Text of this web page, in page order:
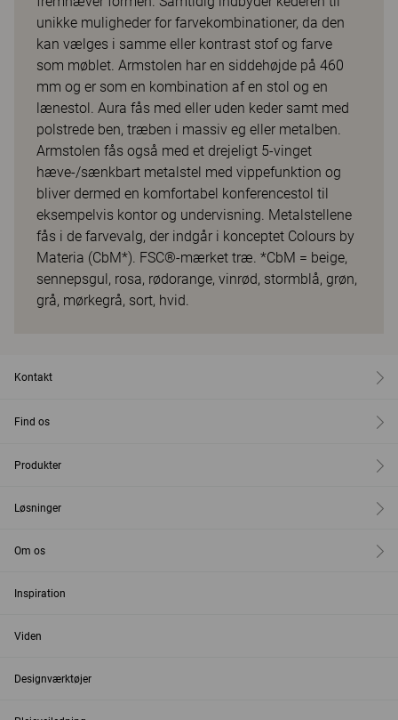
unikke muligheder for farvekombinationer, da den
kan vælges i samme eller kontrast stof og farve
som møblet. Armstolen har en siddehøjde på 460
mm og er som en kombination af en stol og en
lænestol. Aura fås med eller uden keder samt med
polstrede ben, træben i massiv eg eller metalben.
Armstolen fås også med et drejeligt 5-vinget
hæve-/sænkbart metalstel med vippefunktion og
bliver dermed en komfortabel konferencestol til
eksempelvis kontor og undervisning. Metalstellene
fås i de farvevalg, der indgår i konceptet Colours by
Materia (CbM*). FSC®-mærket træ. *CbM = beige,
sennepsgul, rosa, rødorange, vinrød, stormblå, grøn,
grå, mørkegrå, sort, hvid.
Kontakt
Find os
Produkter
Løsninger
Om os
Inspiration
Viden
Designværktøjer